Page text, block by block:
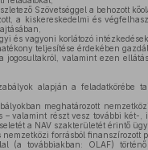
Szövetséggel a behozott
a kiskereskedelmi és
és vagyoni korlátozó
teljesítése érdekében
jogosultakról, valamint ezen
alapján a feladatkörébe
meghatározott
valamint részt vesz további két-
a NAV szakterületét érintő
forrásból finanszírozott
(a továbbiakban: OLAF)